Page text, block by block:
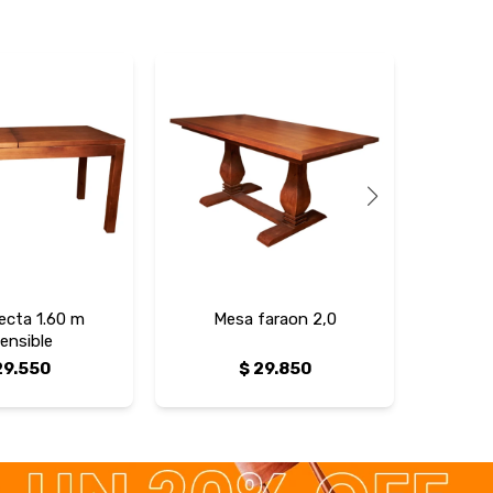
1.60 m
Mesa faraon 2,0
$ 29.850